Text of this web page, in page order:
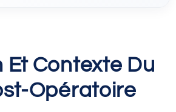
Et Contexte Du
Opératoire